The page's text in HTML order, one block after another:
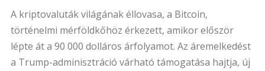
A kriptovaluták világának éllovasa, a Bitcoin,
történelmi mérföldkőhöz érkezett, amikor először
lépte át a 90 000 dolláros árfolyamot. Az áremelkedést
a Trump-adminisztráció várható támogatása hajtja, új